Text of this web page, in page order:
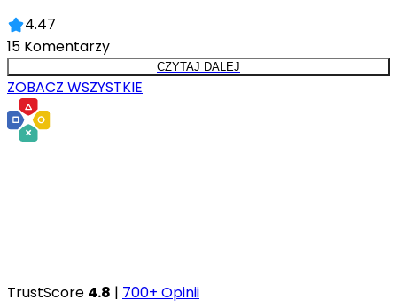
4.47
15 Komentarzy
CZYTAJ DALEJ
ZOBACZ WSZYSTKIE
TrustScore 4.8 | 700+ Opinii